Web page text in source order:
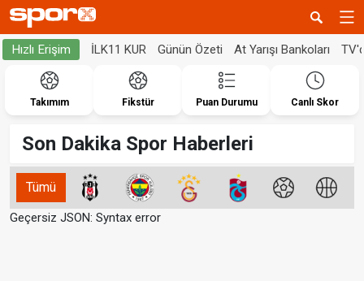
Hızlı Erişim İLK11 KUR Günün Özeti At Yarışı Bankoları
Takımım Fikstür Puan Durumu Canlı Skor
Son Dakika Spor Haberleri
Tümü
Geçersiz JSON: Syntax error